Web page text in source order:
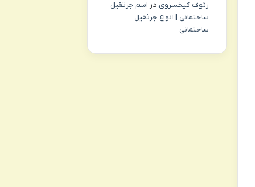
رئوف کیخسروی در اسم جرثقیل
ساختمانی | انواع جرثقیل
ساختمانی